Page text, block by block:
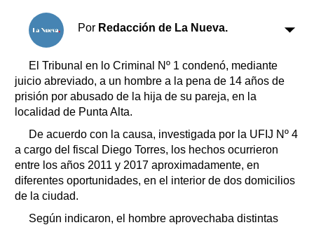
Por Redacción de La Nueva.
El Tribunal en lo Criminal Nº 1 condenó, mediante
juicio abreviado, a un hombre a la pena de 14 años de
prisión por abusado de la hija de su pareja, en la
localidad de Punta Alta.
De acuerdo con la causa, investigada por la UFIJ Nº 4
a cargo del fiscal Diego Torres, los hechos ocurrieron
entre los años 2011 y 2017 aproximadamente, en
diferentes oportunidades, en el interior de dos domicilios
de la ciudad.
Según indicaron, el hombre aprovechaba distintas